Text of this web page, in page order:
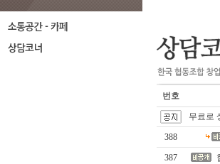
번호
무료로
388
387